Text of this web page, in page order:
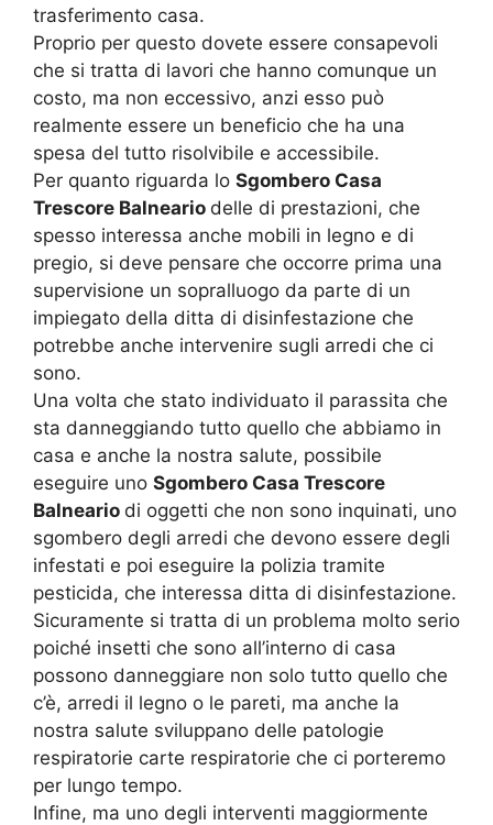
trasferimento casa.
Proprio per questo dovete essere consapevoli
che si tratta di lavori che hanno comunque un
costo, ma non eccessivo, anzi esso può
realmente essere un beneficio che ha una
spesa del tutto risolvibile e accessibile.
Per quanto riguarda lo Sgombero Casa
Trescore Balneario delle di prestazioni, che
spesso interessa anche mobili in legno e di
pregio, si deve pensare che occorre prima una
supervisione un sopralluogo da parte di un
impiegato della ditta di disinfestazione che
potrebbe anche intervenire sugli arredi che ci
sono.
Una volta che stato individuato il parassita che
sta danneggiando tutto quello che abbiamo in
casa e anche la nostra salute, possibile
eseguire uno Sgombero Casa Trescore
Balneario di oggetti che non sono inquinati, uno
sgombero degli arredi che devono essere degli
infestati e poi eseguire la polizia tramite
pesticida, che interessa ditta di disinfestazione.
Sicuramente si tratta di un problema molto serio
poiché insetti che sono all’interno di casa
possono danneggiare non solo tutto quello che
c’è, arredi il legno o le pareti, ma anche la
nostra salute sviluppano delle patologie
respiratorie carte respiratorie che ci porteremo
per lungo tempo.
Infine, ma uno degli interventi maggiormente